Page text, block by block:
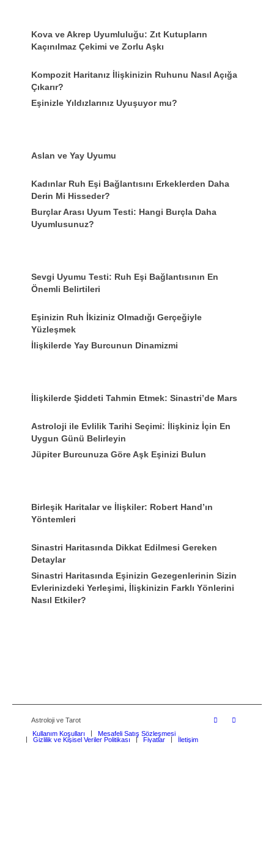
Kova ve Akrep Uyumluluğu: Zıt Kutupların
Kaçınılmaz Çekimi ve Zorlu Aşkı
Kompozit Haritanız İlişkinizin Ruhunu Nasıl Açığa
Çıkarır?
Eşinizle Yıldızlarınız Uyuşuyor mu?
Aslan ve Yay Uyumu
Kadınlar Ruh Eşi Bağlantısını Erkeklerden Daha
Derin Mi Hisseder?
Burçlar Arası Uyum Testi: Hangi Burçla Daha
Uyumlusunuz?
Sevgi Uyumu Testi: Ruh Eşi Bağlantısının En
Önemli Belirtileri
Eşinizin Ruh İkiziniz Olmadığı Gerçeğiyle
Yüzleşmek
İlişkilerde Yay Burcunun Dinamizmi
İlişkilerde Şiddeti Tahmin Etmek: Sinastri’de Mars
Astroloji ile Evlilik Tarihi Seçimi: İlişkiniz İçin En
Uygun Günü Belirleyin
Jüpiter Burcunuza Göre Aşk Eşinizi Bulun
Birleşik Haritalar ve İlişkiler: Robert Hand’ın
Yöntemleri
Sinastri Haritasında Dikkat Edilmesi Gereken
Detaylar
Sinastri Haritasında Eşinizin Gezegenlerinin Sizin
Evlerinizdeki Yerleşimi, İlişkinizin Farklı Yönlerini
Nasıl Etkiler?
Astroloji ve Tarot
Kullanım Koşulları
Mesafeli Satış Sözleşmesi
Gizlilik ve Kişisel Veriler Politikası
Fiyatlar İletişim